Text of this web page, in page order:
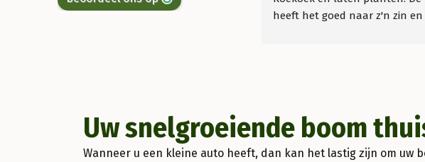
heeft het goed naar z'n zin en
Uw snelgroeiende boom
Wanneer u een kleine auto heeft, dan kan het lastig zijn om uw